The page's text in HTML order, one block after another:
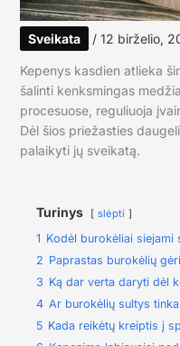
Sveikata / 12 birželio,
Kepenys kasdien atlieka
šalinti kenksmingas
procesuose, reguliuoja
Dėl šios priežasties
palaikyti jų sveikatą.
Turinys slėpti
1 Kodėl burokėliai siejami
2 Paprastas burokėlių
3 Ką dar verta daryti dėl
4 Ar burokėlių sultys
5 Kada reikėtų kreiptis į